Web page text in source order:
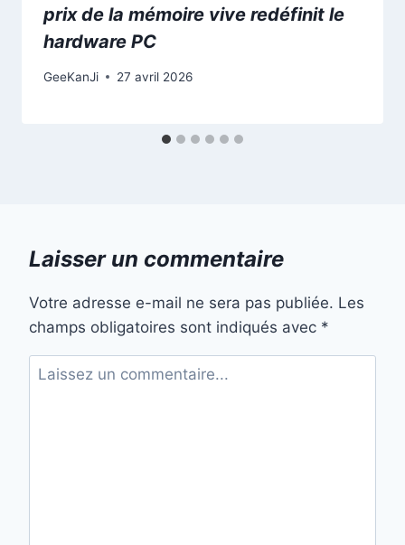
prix de la mémoire vive redéfinit le
hardware PC
GeeKanJi 27 avril 2026
Laisser un commentaire
Votre adresse e-mail ne sera pas publiée. Les
champs obligatoires sont indiqués avec *